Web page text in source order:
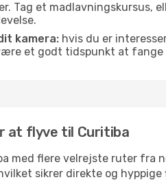
Tag et madlavningskursus,
kamera: hvis du er
et godt tidspunkt at
at flyve til Curitiba
med flere velrejste ruter fra
sikrer direkte og